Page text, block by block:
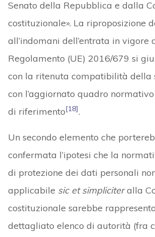
Senato della Repubblica e dalla
costituzionale». La riproposizione
all’indomani dell’entrata in vigore
Regolamento (UE) 2016/679 si
con la ritenuta compatibilità della
con l’aggiornato quadro
di riferimento[18].
Un secondo elemento che
confermata l’ipotesi che la
di protezione dei dati personali
applicabile sic et simpliciteralla
costituzionale sarebbe
dettagliato elenco di autorità (fra